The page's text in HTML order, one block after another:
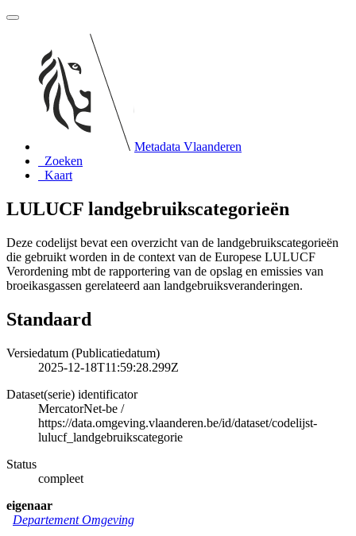
Metadata Vlaanderen
Zoeken
Kaart
LULUCF landgebruikscategorieën
Deze codelijst bevat een overzicht van de landgebruikscategorieën
die gebruikt worden in de context van de Europese LULUCF
Verordening mbt de rapportering van de opslag en emissies van
broeikasgassen gerelateerd aan landgebruiksveranderingen.
Standaard
Versiedatum (Publicatiedatum)
2025-12-18T11:59:28.299Z
Dataset(serie) identificator
MercatorNet-be /
https://data.omgeving.vlaanderen.be/id/dataset/codelijst-
lulucf_landgebruikscategorie
Status
compleet
eigenaar
Departement Omgeving